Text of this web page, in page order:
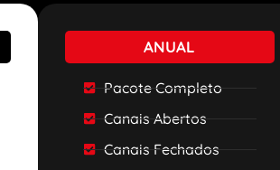
ANUAL
Pacote Completo
Canais Abertos
Canais Fechados